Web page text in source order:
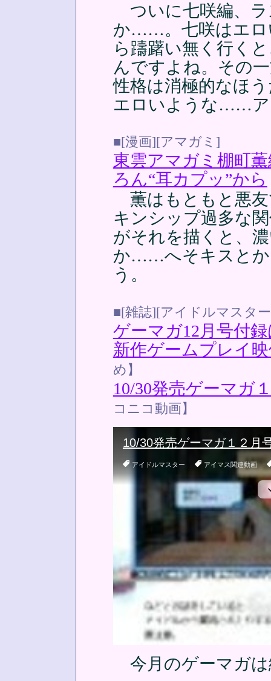
ついに七咲編、ラ
か……。七咲はエロ
ら躊躇い無く行く
んですよね。その
性格は消極的なほ
エロいような……ア
■[漫画][アマガミ]
東雲アマガミ棚町
ろん“耳カプッ”から
薫はもともと悪
キンシップ過多な
がそれを描くと、
か……へそキスとか
う。
■[雑誌][アイドルマスタ
ゲーマガ12月号付
新作ゲームプレイ
め】
10/30発売ゲーマガ
コニコ動画】
今月のゲーマガは